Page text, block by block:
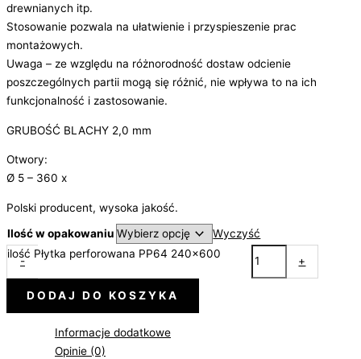
drewnianych itp.
Stosowanie pozwala na ułatwienie i przyspieszenie prac
montażowych.
Uwaga – ze względu na różnorodność dostaw odcienie
poszczególnych partii mogą się różnić, nie wpływa to na ich
funkcjonalność i zastosowanie.
GRUBOŚĆ BLACHY 2,0 mm
Otwory:
Ø 5 – 360 x
Polski producent, wysoka jakość.
Ilość w opakowaniu
Wyczyść
-
ilość Płytka perforowana PP64 240x600
+
DODAJ DO KOSZYKA
Informacje dodatkowe
Opinie (0)